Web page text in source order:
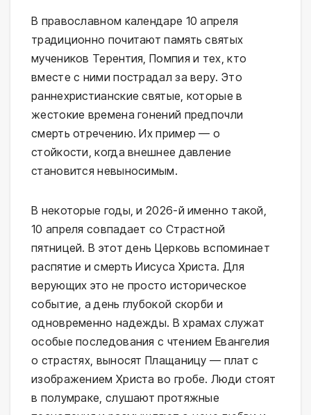
В православном календаре 10 апреля
традиционно почитают память святых
мучеников Терентия, Помпия и тех, кто
вместе с ними пострадал за веру. Это
раннехристианские святые, которые в
жестокие времена гонений предпочли
смерть отречению. Их пример — о
стойкости, когда внешнее давление
становится невыносимым.
В некоторые годы, и 2026-й именно такой,
10 апреля совпадает со Страстной
пятницей. В этот день Церковь вспоминает
распятие и смерть Иисуса Христа. Для
верующих это не просто историческое
событие, а день глубокой скорби и
одновременно надежды. В храмах служат
особые последования с чтением Евангелия
о страстях, выносят Плащаницу — плат с
изображением Христа во гробе. Люди стоят
в полумраке, слушают протяжные